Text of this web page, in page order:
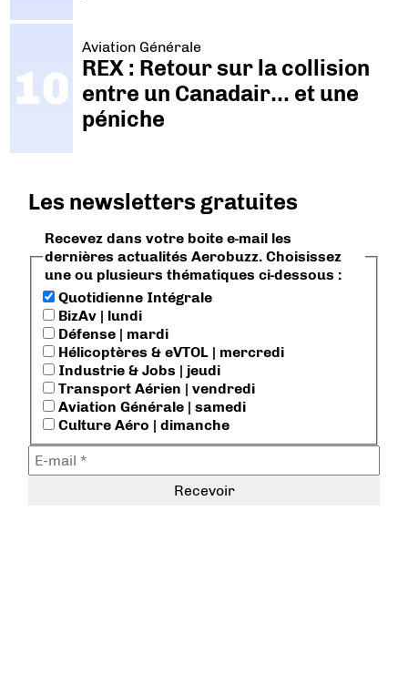
Aviation Générale
REX : Retour sur la collision
entre un Canadair… et une
péniche
Les newsletters gratuites
Recevez dans votre boite e-mail les
dernières actualités Aerobuzz. Choisissez
une ou plusieurs thématiques ci-dessous :
Quotidienne Intégrale
BizAv | lundi
Défense | mardi
Hélicoptères & eVTOL | mercredi
Industrie & Jobs | jeudi
Transport Aérien | vendredi
Aviation Générale | samedi
Culture Aéro | dimanche